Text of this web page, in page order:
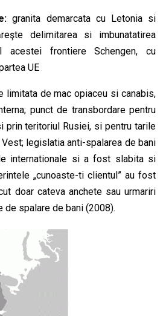
granita demarcata cu Letonia si
delimitarea si imbunatatirea
acestei frontiere Schengen, cu
UE
limitata de mac opiaceu si canabis,
punct de transbordare pentru
prin teritoriul Rusiei, si pentru tarile
legislatia anti-spalarea de bani
internationale si a fost slabita si
„cunoaste-ti clientul” au fost
doar cateva anchete sau urmariri
de spalare de bani (2008).